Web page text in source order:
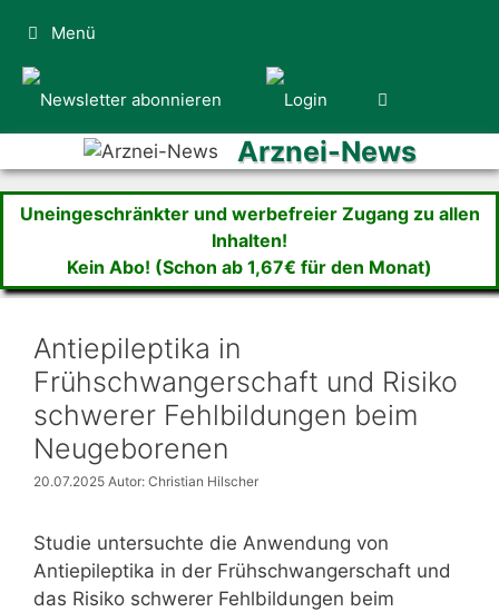
Inhalt
springen
Menü
Arznei-News
Uneingeschränkter und werbefreier Zugang zu allen
Inhalten!
Kein Abo! (Schon ab 1,67€ für den Monat)
Antiepileptika in
Frühschwangerschaft und Risiko
schwerer Fehlbildungen beim
Neugeborenen
20.07.2025 Autor: Christian Hilscher
Studie untersuchte die Anwendung von
Antiepileptika in der Frühschwangerschaft und
das Risiko schwerer Fehlbildungen beim